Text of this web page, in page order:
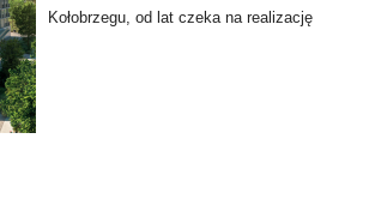
Kołobrzegu, od lat czeka na realizację